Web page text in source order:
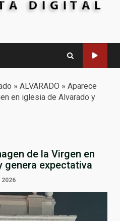
» ALVARADO » Aparece
en iglesia de Alvarado y
de la Virgen en
genera expectativa
2026